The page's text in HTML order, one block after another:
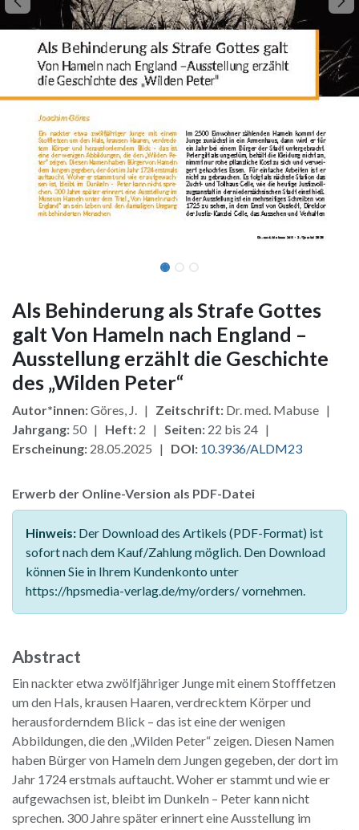
Als Behinderung als Strafe Gottes
galt Von Hameln nach England –
Ausstellung erzählt die Geschichte
des „Wilden Peter“
Autor*innen:Göres, J. | Zeitschrift: Dr. med. Mabuse |
Jahrgang: 50 | Heft: 2 | Seiten: 22 bis 24 |
Erscheinung: 28.05.2025 | DOI: 10.3936/ALDM23
Erwerb der Online-Version als PDF-Datei
Hinweis: Der Download des Artikels (PDF-Format) ist
sofort nach dem Kauf/Zahlung möglich. Den Download
können Sie in Ihrem Kundenkonto unter
https://hpsmedia-verlag.de/my/orders/ vornehmen.
Abstract
Ein nackter etwa zwölfjähriger Junge mit einem Stofffetzen
um den Hals, krausen Haaren, verdrecktem Körper und
herausforderndem Blick – das ist eine der wenigen
Abbildungen, die den „Wilden Peter“ zeigen. Diesen Namen
haben Bürger von Hameln dem Jungen gegeben, der dort im
Jahr 1724 erstmals auftaucht. Woher er stammt und wie er
aufgewachsen ist, bleibt im Dunkeln – Peter kann nicht
sprechen. 300 Jahre später erinnert eine Ausstellung im